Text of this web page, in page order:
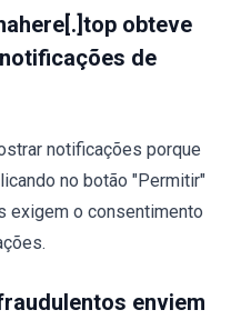
obteve
de
notificações porque
no botão "Permitir"
exigem o consentimento
enviem